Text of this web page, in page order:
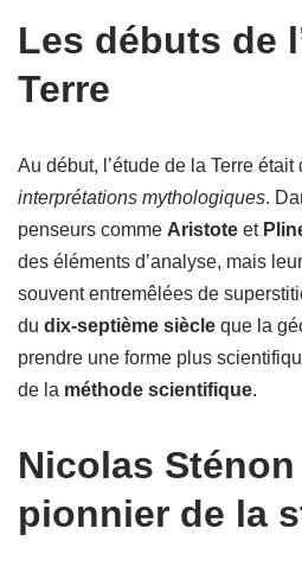
Les débuts de
Terre
Au début, l’étude de la Terre
interprétations mythologiques.
penseurs comme Aristote et
des éléments d’analyse, mais
souvent entremêlées de
du dix-septième siècle que la
prendre une forme plus
de la méthode scientifique.
Nicolas Sténon
pionnier de la